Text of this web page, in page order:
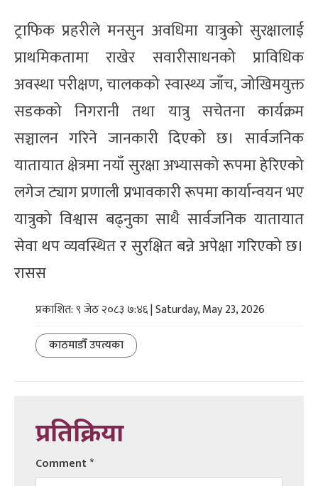
ट्राफिक प्रहरीले मनसुन अवधिमा यात्रुको सुरक्षालाई
प्राथमिकतामा राखेर सवारीसाधनको प्राविधिक
अवस्था परीक्षण, चालकको स्वास्थ्य जाँच, जोखिमयुक्त
सडकको निगरानी तथा यात्रु सचेतना कार्यक्रम
सञ्चालन गरिने जानकारी दिएको छ। सार्वजनिक
यातायात क्षेत्रमा नयाँ सुरक्षा अभ्यासको रूपमा हेरिएको
लगेज ट्याग प्रणाली प्रभावकारी रूपमा कार्यान्वयन भए
यात्रुको विश्वास बढ्नुका साथै सार्वजनिक यातायात
सेवा थप व्यवस्थित र सुरक्षित बन्ने अपेक्षा गरिएको छ।
रासस
प्रकाशित: ९ जेठ २०८३ ७:४६ | Saturday, May 23, 2026
काठमाडौँ उपत्यका
प्रतिक्रिया
Comment*